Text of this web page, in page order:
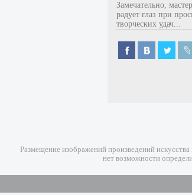
Замечательно,
радует глаз при
творческих удач...
Размещение изображений произведений
нет возможности